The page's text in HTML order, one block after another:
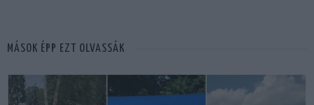
MÁSOK ÉPP EZT OLVASSÁK